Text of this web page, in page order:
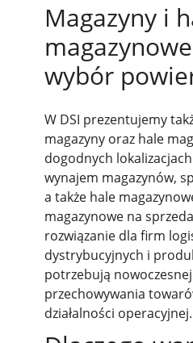
Magazyny i
wybór
W DSI prezentujemy
magazyny oraz hale
dogodnych
wynajem magazynów,
a także hale
magazynowe na
rozwiązanie dla firm
dystrybucyjnych i
potrzebują
przechowywania
działalności operacyjnej.